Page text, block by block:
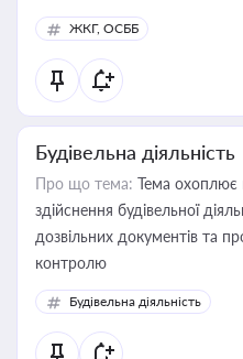
ЖКГ, ОСББ
Будівельна діяльність
Про що тема: Тема охоплює
здійснення будівельної
дозвільних документів та
контролю
Будівельна діяльність